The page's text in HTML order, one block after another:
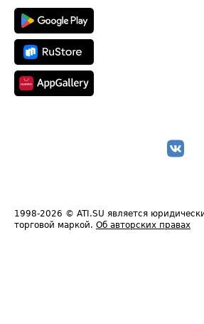
1998-2026 © ATI.SU является
торговой маркой. Об авторских правах